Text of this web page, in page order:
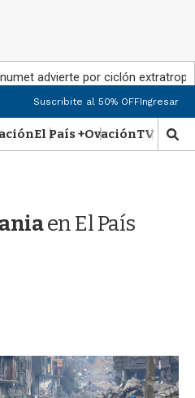
advierte por ciclón
Suscribite al 50% OFFIngresar
El País +OvaciónTV Show
M
o
d
a
en El País